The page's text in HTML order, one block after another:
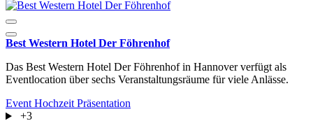
Best Western Hotel Der Föhrenhof
Das Best Western Hotel Der Föhrenhof in Hannover verfügt als
Eventlocation über sechs Veranstaltungsräume für viele Anlässe.
Event Hochzeit Präsentation
+3